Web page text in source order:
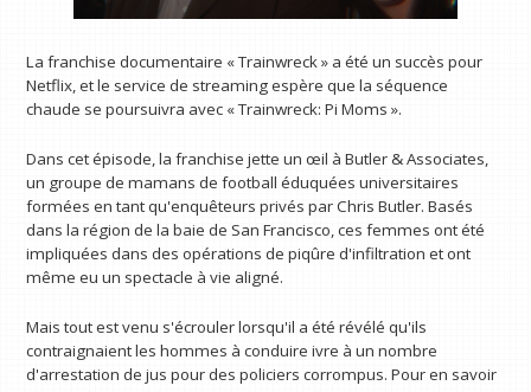
La franchise documentaire « Trainwreck » a été un succès pour
Netflix, et le service de streaming espère que la séquence
chaude se poursuivra avec « Trainwreck: Pi Moms ».
Dans cet épisode, la franchise jette un œil à Butler & Associates,
un groupe de mamans de football éduquées universitaires
formées en tant qu'enquêteurs privés par Chris Butler. Basés
dans la région de la baie de San Francisco, ces femmes ont été
impliquées dans des opérations de piqûre d'infiltration et ont
même eu un spectacle à vie aligné.
Mais tout est venu s'écrouler lorsqu'il a été révélé qu'ils
contraignaient les hommes à conduire ivre à un nombre
d'arrestation de jus pour des policiers corrompus. Pour en savoir